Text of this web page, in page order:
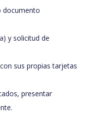
documento
y solicitud de
sus propias tarjetas
presentar